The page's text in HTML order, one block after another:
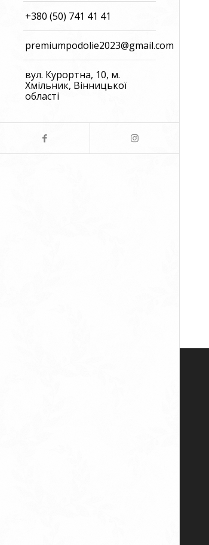
+380 (50) 741 41 41
premiumpodolie2023@gmail.com
вул. Курортна, 10, м.
Хмільник, Вінницької
області